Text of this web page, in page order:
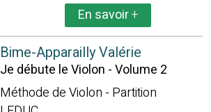
En savoir+
Bime-Apparailly Valérie
Je débute le Violon - Volume 2
Méthode de Violon - Partition